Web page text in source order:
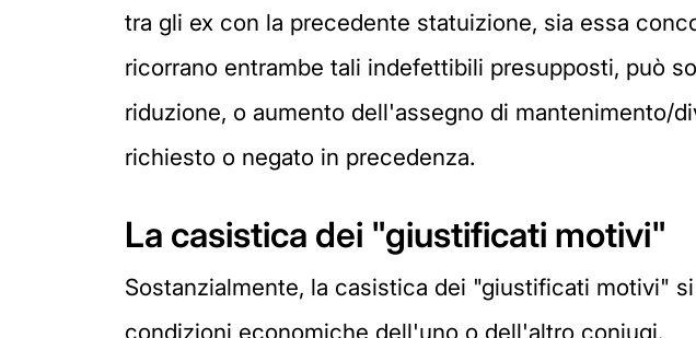
tra gli ex con la precedente statuizione, sia essa
ricorrano entrambe tali indefettibili presupposti, può
riduzione, o aumento dell'assegno di mantenimento/
richiesto o negato in precedenza.
La casistica dei "giustificati motivi"
Sostanzialmente, la casistica dei "giustificati motivi"
condizioni economiche dell'uno o dell'altro coniugi.